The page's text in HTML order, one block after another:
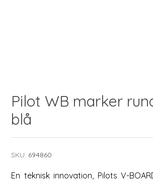
Pilot WB marker
blå
SKU: 694860
En teknisk innovation, Pilots V-